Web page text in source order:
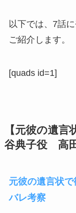
以下では、7話
ご紹介します。
[quads id=1]
【元彼の遺
谷典子役 高
元彼の遺言状
バレ考察